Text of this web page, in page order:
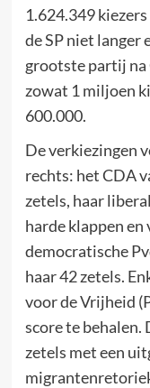
1.624.349
de SP niet langer
grootste partij na
zowat 1 miljoen
600.000.
De verkiezingen
rechts: het CDA
zetels, haar
harde klappen en
democratische
haar 42 zetels.
voor de Vrijheid
score te behalen.
zetels met een